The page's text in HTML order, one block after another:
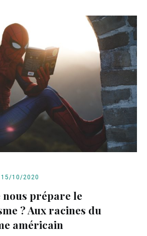
15/10/2020
nous prépare le
? Aux racines du
américain